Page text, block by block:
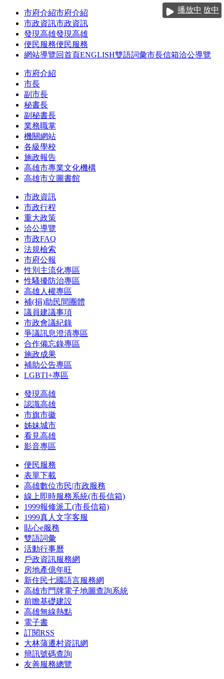
市府介紹市府介紹
市政資訊市政資訊
發現高雄發現高雄
便民服務便民服務
網站導覽回首頁ENGLISH雙語詞彙市長信箱洽公導覽
市府介紹
市長
副市長
秘書長
副秘書長
業務職掌
機關網站
各級學校
施政報告
高雄市專業文化機構
高雄市立圖書館
市政資訊
市政行程
重大政策
洽公導覽
市政FAQ
法規檢索
市府公報
性別主流化專區
性騷擾防治專區
高雄人權專區
補(捐)助民間團體
議員建議事項
市政會議紀錄
爭議訊息澄清專區
合作備忘錄專區
施政成果
補助公告專區
LGBTI+專區
發現高雄
認識高雄
市旗市徽
姊妹城市
看見高雄
影音專區
便民服務
表單下載
高雄數位市民|市政服務
線上即時服務系統(市長信箱)
1999報修派工(市長信箱)
1999真人文字客服
貼心e服務
雙語詞彙
活動行事曆
戶政資訊服務網
房地產億年旺
新住民七國語言服務網
高雄市門牌電子地圖查詢系統
前瞻基礎建設
高雄無線熱點
電子書
訂閱RSS
大林蒲遷村資訊網
簡訊號碼查詢
友善服務總覽
跳到主要內容區塊 播放中
播放中播放中
播放中